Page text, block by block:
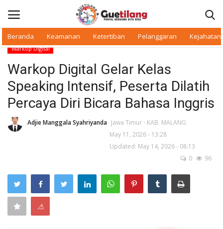
Beranda Keamanan Ketertiban Pelanggaran Kejahatan
Beranda
Pelanggaran
Ketertiban
Warkop Digital
Warkop Digital Gelar Kelas
Speaking Intensif, Peserta Dilatih
Percaya Diri Bicara Bahasa Inggris
Adjie Manggala Syahriyanda Jawa Timur - KAB. MALANG
May 11, 2026 - 13:28
Updated: May 14, 2026 - 08:13
0
96
⚠